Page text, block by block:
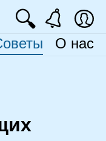
О нас
🔍